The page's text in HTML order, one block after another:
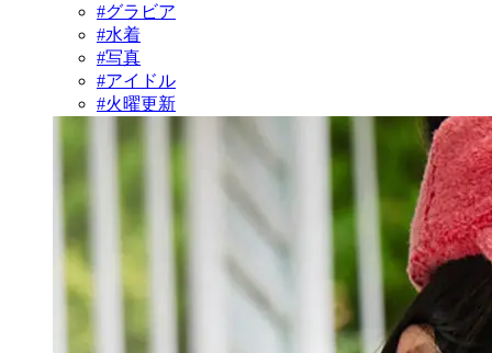
#グラビア
#水着
#写真
#アイドル
#火曜更新